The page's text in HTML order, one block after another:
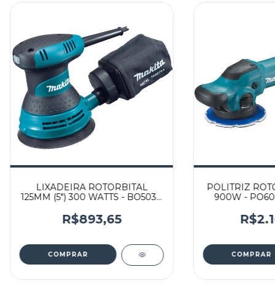
LIXADEIRA ROTORBITAL
125MM (5") 300 WATTS - BO5030
R$893,65
COMPRAR
POLITRIZ
900W -
COMPRAR